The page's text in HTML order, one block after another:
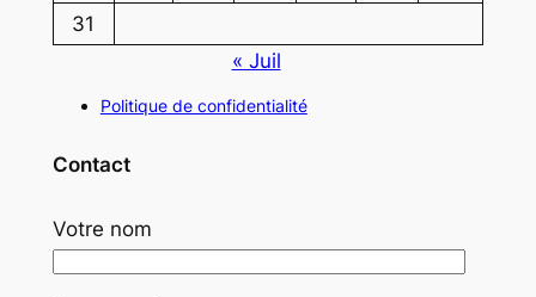
31
« Juil
Politique de confidentialité
Contact
Votre nom